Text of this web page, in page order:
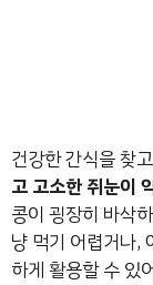
건강한 간식을 찾
고 고소한 쥐눈이
콩이 굉장히 바삭
냥 먹기 어렵거나,
하게 활용할 수 있